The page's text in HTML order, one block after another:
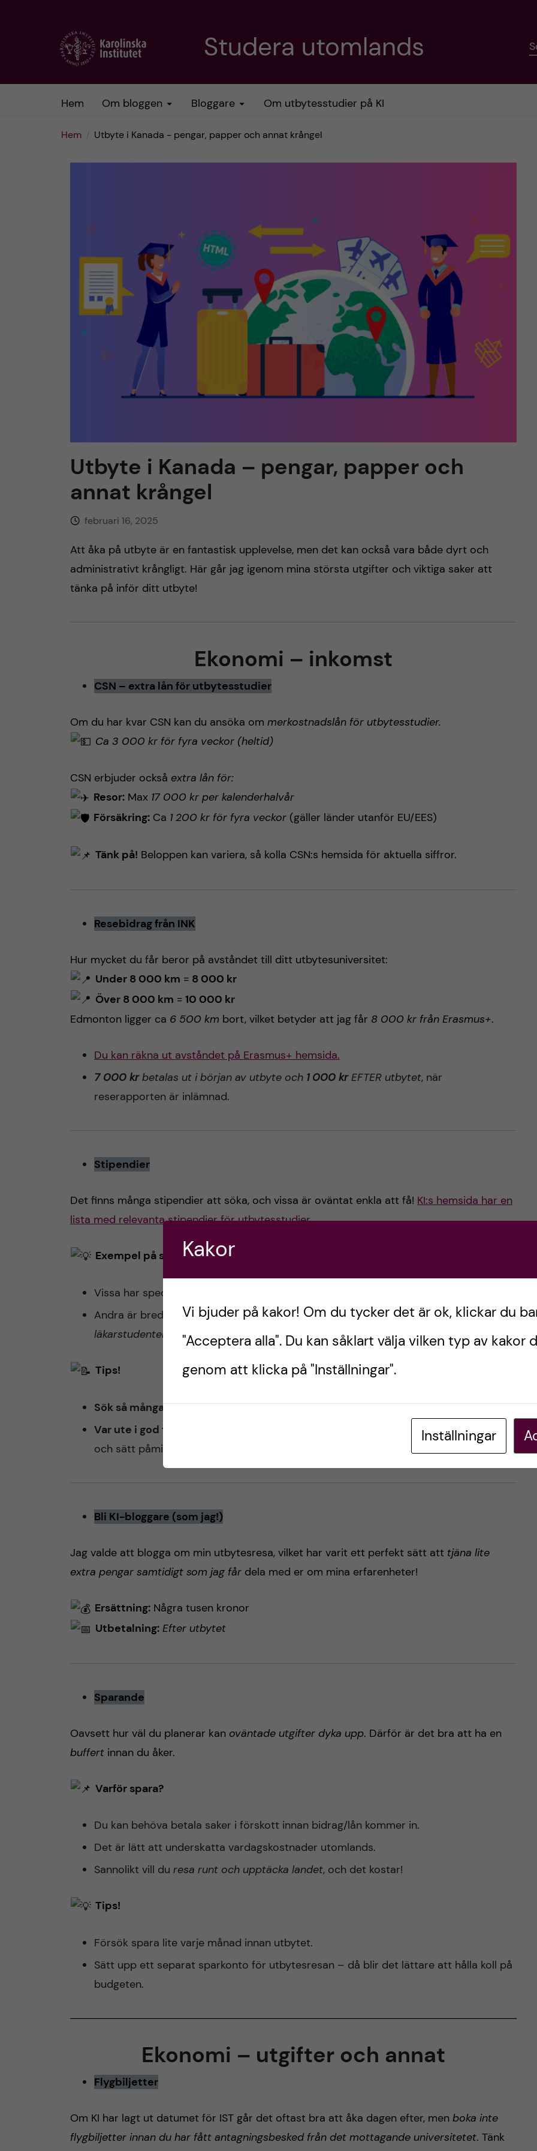
Studera utomlands
Hem Om bloggen Bloggare Om utbytesstudier på KI
Hem Utbyte i Kanada - pengar, papper och annat krångel
Utbyte i Kanada – pengar, papper och
annat krångel
februari 16, 2025
Att åka på utbyte är en fantastisk upplevelse, men det kan också vara både dyrt och
administrativt krångligt. Här går jag igenom mina största utgifter och viktiga saker att
tänka på inför ditt utbyte!
Ekonomi – inkomst
CSN – extra lån för utbytesstudier
Om du har kvar CSN kan du ansöka om merkostnadslån för utbytesstudier.
Ca 3 000 kr för fyra veckor (heltid)
CSN erbjuder också extra lån för:
Resor:Max 17 000 kr per kalenderhalvår
Försäkring:Ca 1 200 kr för fyra veckor(gäller länder utanför EU/EES)
Tänk på! Beloppen kan variera, så kolla CSN:s hemsida för aktuella siffror.
Resebidrag från INK
Hur mycket du får beror på avståndet till ditt utbytesuniversitet:
Under 8 000 km = 8 000 kr
Över 8 000 km = 10 000 kr
Edmonton ligger ca 6 500 km bort, vilket betyder att jag får 8 000 kr från Erasmus+.
Du kan räkna ut avståndet på Erasmus+ hemsida.
7 000 krbetalas ut i början av utbyte och 1 000 krEFTER utbytet, när
reserapporten är inlämnad.
Stipendier
Det finns många stipendier att söka, och vissa är oväntat enkla att få! KI:s hemsida har en
lista med relevanta stipendier för utbytesstudier.
Exempel på stipendier:
Vissa har specifika krav (t.ex. en viss forskningsinriktning).
Andra är bredare, somFredrika Bremer-förbundets stipendium för kvinnliga
läkarstudenter födda i Värmland.
Tips!
Sök så många som möjligt!Ju fler ansökningar, desto större chans att få något.
Var ute i god tid.
Många stipendier har tidiga deadlines – skriv upp viktiga datum
och sätt påminnelser!
Bli KI-bloggare (som jag!)
Jag valde att blogga om min utbytesresa, vilket har varit ett perfekt sätt att tjäna lite
extra pengar samtidigt som jag får dela med er om mina erfarenheter!
Ersättning:Några tusen kronor
Utbetalning: Efter utbytet
Sparande
Oavsett hur väl du planerar kan oväntade utgifter dyka upp. Därför är det bra att ha en
buffert innan du åker.
Varför spara?
Du kan behöva betala saker i förskott innan bidrag/lån kommer in.
Det är lätt att underskatta vardagskostnader utomlands.
Sannolikt vill du resa runt och upptäcka landet, och det kostar!
Tips!
Försök spara lite varje månad innan utbytet.
Sätt upp ett separat sparkonto för utbytesresan – då blir det lättare att hålla koll på
budgeten.
Ekonomi – utgifter och annat
Flygbiljetter
Om KI har lagt ut datumet för IST går det oftast bra att åka dagen efter, men boka inte
flygbiljetter innan du har fått antagningsbesked från det mottagande universitetet. Tänk
Kakor
Vi bjuder på kakor! Om du tycker det är ok, klickar du
"Acceptera alla". Du kan såklart välja vilken typ av kakor
genom att klicka på "Inställningar".
Inställningar